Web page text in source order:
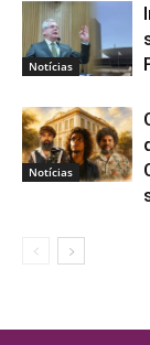
Notícias
Notícias